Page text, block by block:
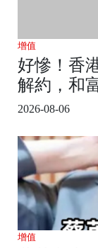
增值
好慘！香
解約，和
2026-08-06
增值